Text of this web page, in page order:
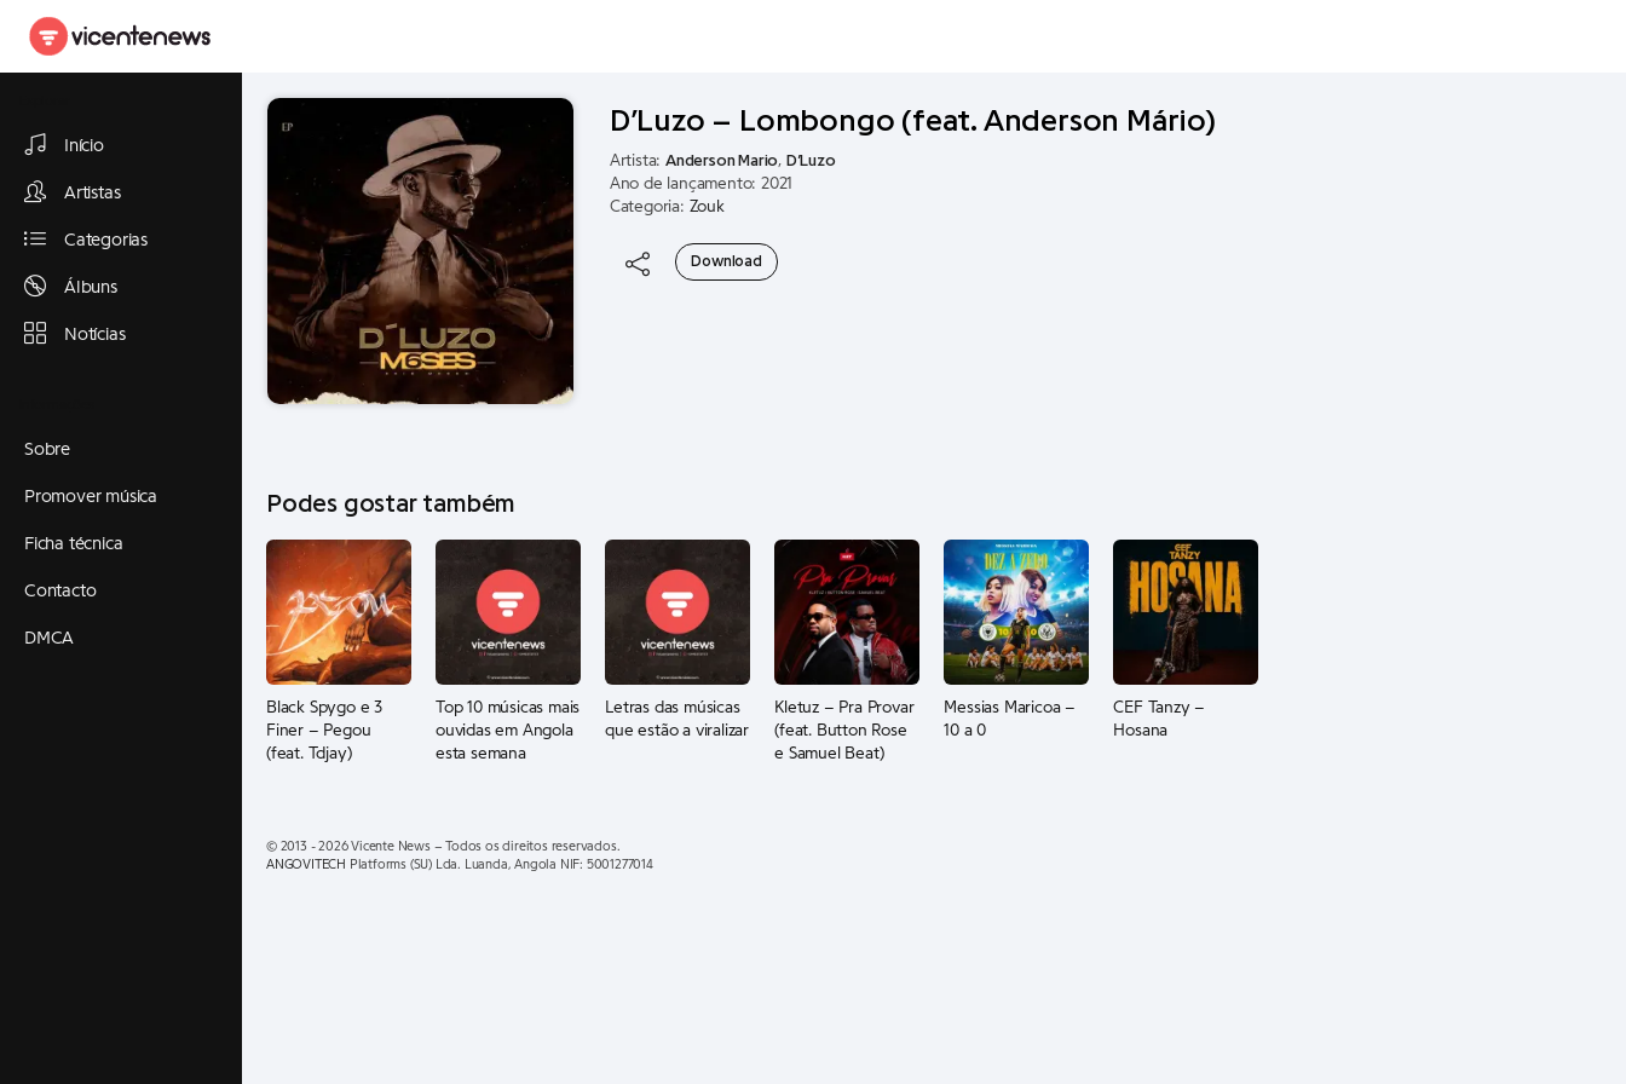
Início
Artistas
Categorias
Álbuns
Notícias
Sobre
Promover música
Ficha técnica
Contacto
DMCA
D’Luzo – Lombongo (feat. Anderson Mário)
Artista:Anderson Mario, D’Luzo
Ano de lançamento: 2021
Categoria: Zouk
Download
Podes gostar também
Black Spygo e 3
Finer – Pegou
(feat. Tdjay)
Top 10 músicas mais
ouvidas em Angola
esta semana
Letras das músicas
que estão a viralizar
Kletuz – Pra Provar
(feat. Button Rose
e Samuel Beat)
Messias Maricoa –
10 a 0
CEF Tanzy –
Hosana
© 2013 - 2026 Vicente News – Todos os direitos reservados.
ANGOVITECH
Platforms (SU) Lda. Luanda, Angola NIF: 5001277014